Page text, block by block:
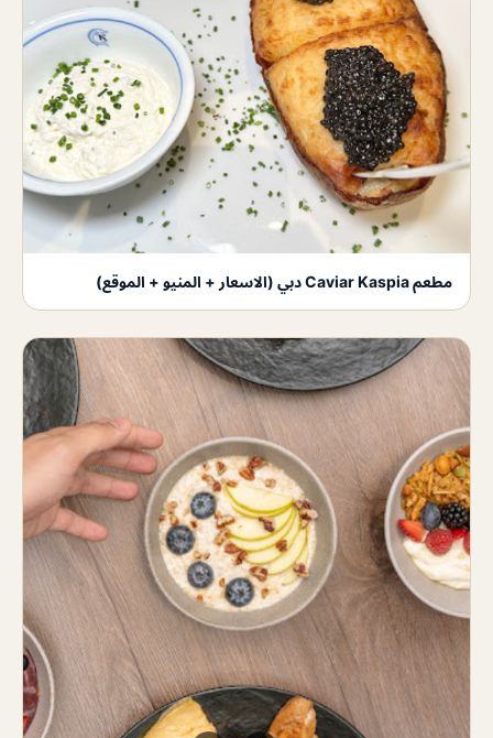
مطعم Caviar Kaspia دبي (الاسعار + المنيو + الموقع)